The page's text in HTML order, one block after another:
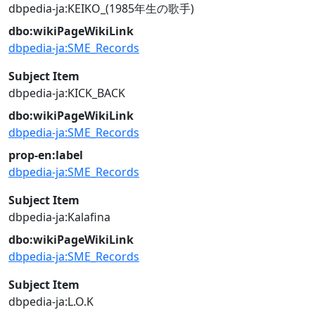
dbpedia-ja:KEIKO_(1985年生の歌手)
dbo:wikiPageWikiLink
dbpedia-ja:SME_Records
Subject Item
dbpedia-ja:KICK_BACK
dbo:wikiPageWikiLink
dbpedia-ja:SME_Records
prop-en:label
dbpedia-ja:SME_Records
Subject Item
dbpedia-ja:Kalafina
dbo:wikiPageWikiLink
dbpedia-ja:SME_Records
Subject Item
dbpedia-ja:L.O.K